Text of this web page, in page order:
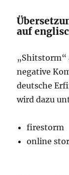
auf
„Shitstorm“
negative
deutsche
wird dazu
firestorm
online